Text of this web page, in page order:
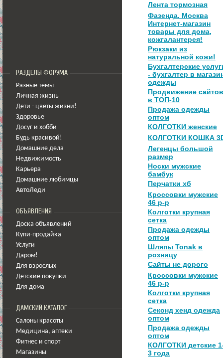
РАЗДЕЛЫ ФОРУМА
Разные темы
Личная жизнь
Дети - цветы жизни!
Здоровье
Досуг и хобби
Будь красивой!
Домашние дела
Недвижимость
Карьера
Домашние любимцы
АвтоЛеди
ОБЪЯВЛЕНИЯ
Доска объявлений
Купи-продайка
Услуги
Даром!
Для взрослых
Детские покупки
Для дома
ДАМСКИЙ КАТАЛОГ
Салоны красоты
Медицина, аптеки
Фитнес и спорт
Магазины
Лента тормозная
Фазенда. Москва
Интернет-магазин
товары для дома,
кожгалантерея!
Рюкзаки из
натуральной кожи!
Бухгалтерские
- бухгалтер в
одежды
Продвижение сайтов
в ТОП-10
Продажа одежды
оптом
КОЛГОТКИ женские
КОЛГОТКИ КОШКА
Легенцы большой
размер
Носки мужские
бамбук
Перчатки хб
Кроссовки мужские
46 р-р
Колготки крупная
сетка
Продажа одежды
оптом
Шляпы Tonak в
розницу
Сайты не дорого
Кроссовки мужские
46 р-р
Колготки крупная
сетка
Секонд хенд одежда
оптом
Продажа одежды
оптом
КОЛГОТКИ детские
3 года